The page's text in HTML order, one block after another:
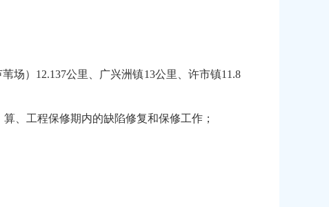
场）12.137公里、广兴洲镇13公里、许市镇11.8
、工程保修期内的缺陷修复和保修工作；